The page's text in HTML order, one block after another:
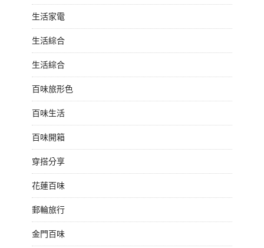
生活家電
生活綜合
生活綜合
百味旅形色
百味生活
百味開箱
穿搭分享
花蓮百味
郵輪旅行
金門百味